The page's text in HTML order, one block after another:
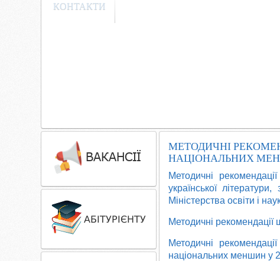
КОНТАКТИ
МЕТОДИЧНІ
НАЦІОНАЛЬНИХ
Методичні
української
Міністерства освіти і
Методичні
Методичні
національних меншин у